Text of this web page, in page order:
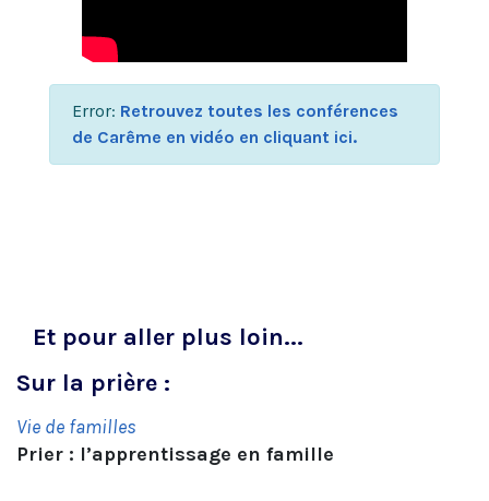
Error: Retrouvez toutes les conférences
de Carême en vidéo en cliquant ici.
Et pour aller plus loin...
Sur la prière :
Vie de familles
Prier : l’apprentissage en famille